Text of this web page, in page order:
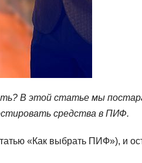
В этой статье мы
средства в ПИФ.
«Как выбрать ПИФ»), и